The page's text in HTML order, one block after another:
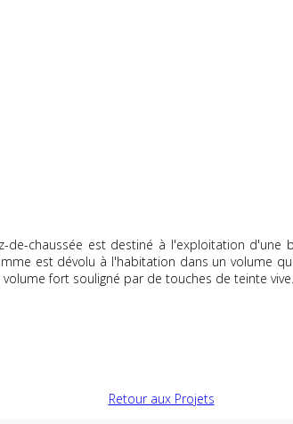
chaussée est destiné à l'exploitation
est dévolu à l'habitation dans un volume
fort souligné par de touches de teinte vive.
Retour aux Projets